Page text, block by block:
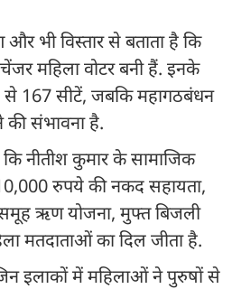
भी विस्तार से बताता है कि
महिला वोटर बनी हैं. इनके
से 167 सीटें, जबकि महागठबंधन
संभावना है.
नीतीश कुमार के सामाजिक
रुपये की नकद सहायता,
ऋण योजना, मुफ्त बिजली
मतदाताओं का दिल जीता है.
इलाकों में महिलाओं ने पुरुषों से